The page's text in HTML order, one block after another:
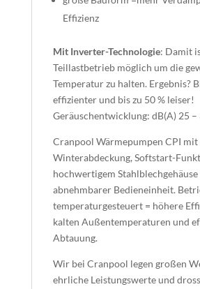
Effizienz
Mit Inverter-Technologie: Damit
Teillastbetrieb möglich um die
Temperatur zu halten. Ergebnis?
effizienter und bis zu 50 % leiser!
Geräuschentwicklung: dB(A) 25 –
Cranpool Wärmepumpen CPI mit
Winterabdeckung, Softstart-
hochwertigem Stahlblechgehäuse
abnehmbarer Bedieneinheit.
temperaturgesteuert = höhere
kalten Außentemperaturen und
Abtauung.
Wir bei Cranpool legen großen
ehrliche Leistungswerte und